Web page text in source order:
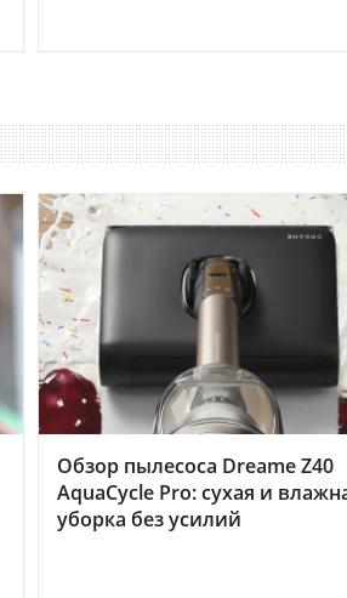
Обзор пылесоса Dreame Z40
AquaCycle Pro: сухая и
уборка без усилий